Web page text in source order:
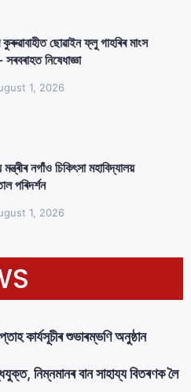
1, 2026
কুৰুৱাবাহীত ছোৱাইন ফ্লু গাহৰিৰ মাংস
সৰবৰাহত নিষেধাজ্ঞা
1, 2026
মন্ত্ৰীৰ নগাঁও চিকিৎসা মহাবিদ্যালয়
পৰিদৰ্শন
কাৰ্যসূচীৰ শুভাৰম্ভণি অনুষ্ঠান
নিম্নমানৰ বান সাহায্য বিতৰণক লৈ